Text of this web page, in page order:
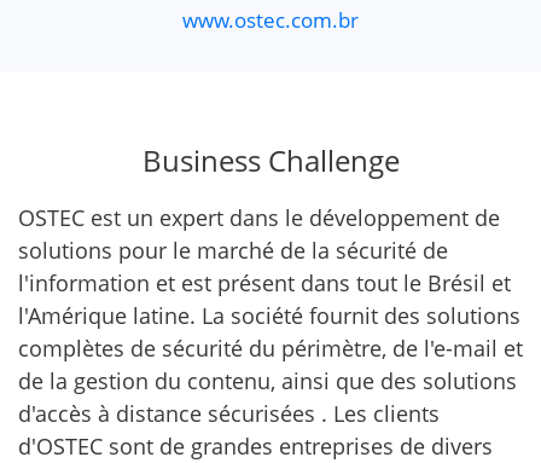
www.ostec.com.br
Business Challenge
OSTEC est un expert dans le développement de
solutions pour le marché de la sécurité de
l'information et est présent dans tout le Brésil et
l'Amérique latine. La société fournit des solutions
complètes de sécurité du périmètre, de l'e-mail et
de la gestion du contenu, ainsi que des solutions
d'accès à distance sécurisées . Les clients
d'OSTEC sont de grandes entreprises de divers